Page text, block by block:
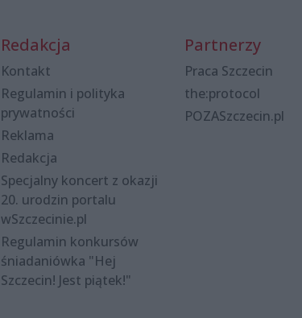
Redakcja
Kontakt
Regulamin i polityka
prywatności
Reklama
Redakcja
Specjalny koncert z okazji
20. urodzin portalu
wSzczecinie.pl
Regulamin konkursów
śniadaniówka "Hej
Szczecin! Jest piątek!"
Partnerzy
Praca Szczecin
the:protocol
POZASzczecin.pl